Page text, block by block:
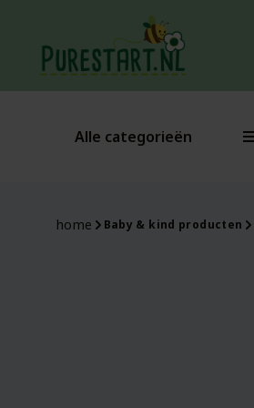
Alle categorieën
home Baby & kind producten